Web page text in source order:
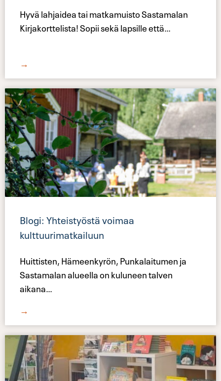
Hyvä lahjaidea tai matkamuisto Sastamalan
Kirjakorttelista! Sopii sekä lapsille että
→
Blogi: Yhteistyöstä voimaa
kulttuurimatkailuun
Huittisten, Hämeenkyrön, Punkalaitumen ja
Sastamalan alueella on kuluneen talven
aikana
→